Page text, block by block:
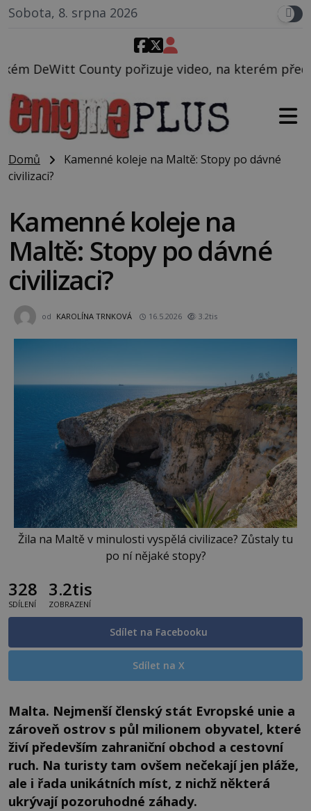
Sobota, 8. srpna 2026
video, na kterém před jeho vozem po
Domů
Kamenné koleje na Maltě: Stopy po dávné
civilizaci?
Kamenné koleje na
Maltě: Stopy po dávné
civilizaci?
od KAROLÍNA TRNKOVÁ 16.5.2026 3.2tis
Žila na Maltě v minulosti vyspělá civilizace? Zůstaly tu
po ní nějaké stopy?
328
SDÍLENÍ
3.2tis
ZOBRAZENÍ
Sdílet na Facebooku
Sdílet na X
Malta. Nejmenší členský stát Evropské unie a
zároveň ostrov s půl milionem obyvatel, které
živí především zahraniční obchod a cestovní
ruch. Na turisty tam ovšem nečekají jen pláže,
ale i řada unikátních míst, z nichž některá
ukrývají pozoruhodné záhady.